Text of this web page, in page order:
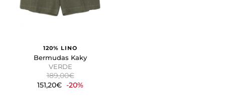
120% LINO
Bermudas Kaky
VERDE
189,00€
151,20€ -20%